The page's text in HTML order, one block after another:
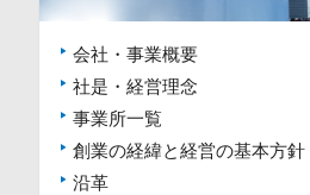
会社・事業概要
社是・経営理念
事業所一覧
創業の経緯と経営の基本方針
沿革